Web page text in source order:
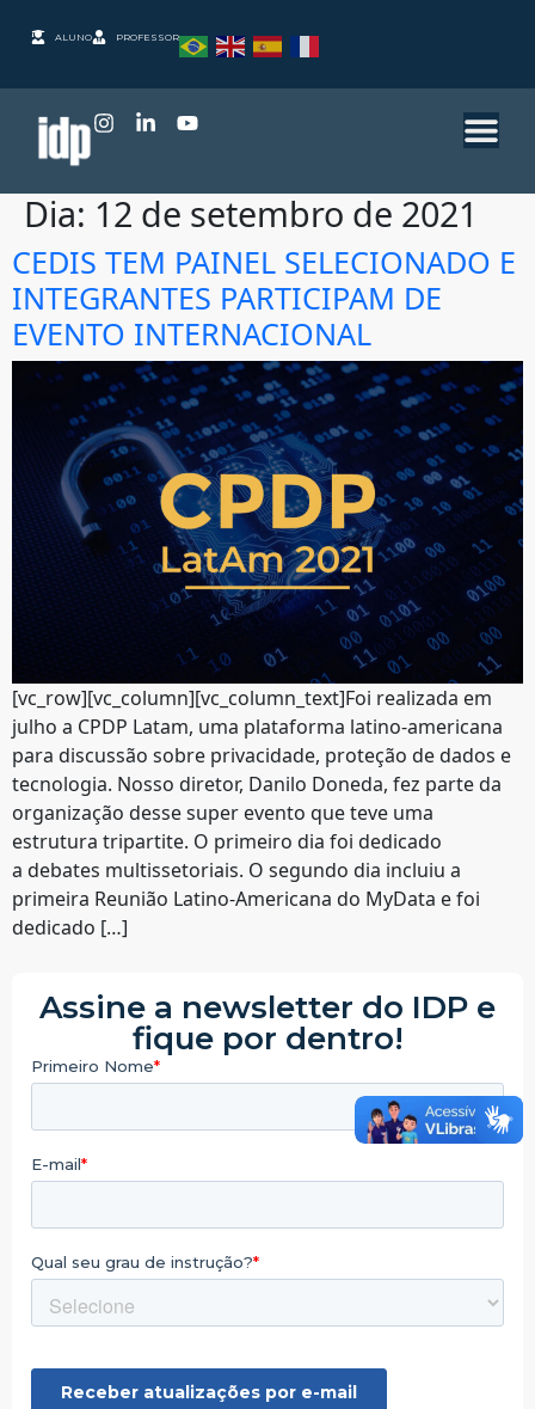
ALUNO PROFESSOR
Dia: 12 de setembro de 2021
CEDIS TEM PAINEL SELECIONADO E
INTEGRANTES PARTICIPAM DE
EVENTO INTERNACIONAL
[vc_row][vc_column][vc_column_text]Foi realizada em
julho a CPDP Latam, uma plataforma latino-americana
para discussão sobre privacidade, proteção de dados e
tecnologia. Nosso diretor, Danilo Doneda, fez parte da
organização desse super evento que teve uma
estrutura tripartite. O primeiro dia foi dedicado
a debates multissetoriais. O segundo dia incluiu a
primeira Reunião Latino-Americana do MyData e foi
dedicado […]
Assine a newsletter do IDP e
fique por dentro!